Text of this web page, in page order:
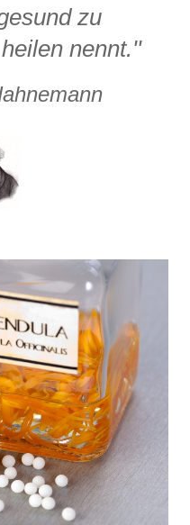
zu
nennt.''